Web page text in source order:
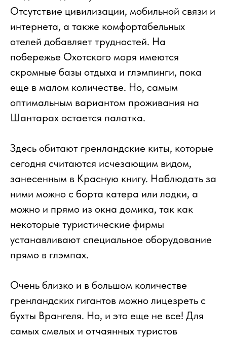
Отсутствие цивилизации, мобильной связи и
интернета, а также комфортабельных
отелей добавляет трудностей. На
побережье Охотского моря имеются
скромные базы отдыха и глэмпинги, пока
еще в малом количестве. Но, самым
оптимальным вариантом проживания на
Шантарах остается палатка.
Здесь обитают гренландские киты, которые
сегодня считаются исчезающим видом,
занесенным в Красную книгу. Наблюдать за
ними можно с борта катера или лодки, а
можно и прямо из окна домика, так как
некоторые туристические фирмы
устанавливают специальное оборудование
прямо в глэмпах.
Очень близко и в большом количестве
гренландских гигантов можно лицезреть с
бухты Врангеля. Но, и это еще не все! Для
самых смелых и отчаянных туристов